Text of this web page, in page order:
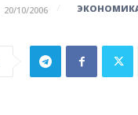
20/10/2006